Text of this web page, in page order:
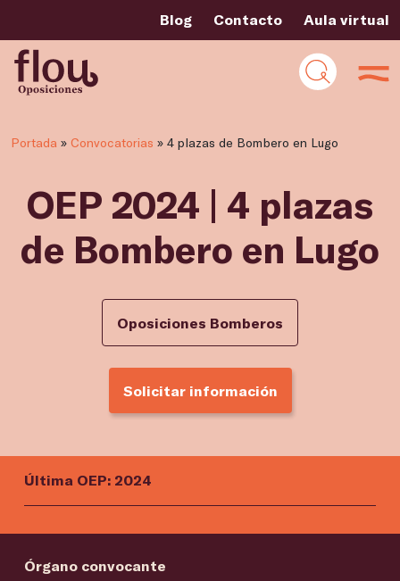
Blog Contacto Aula virtual
Portada » Convocatorias » 4 plazas de Bombero en Lugo
OEP 2024 | 4 plazas
de Bombero en Lugo
Oposiciones Bomberos
Solicitar información
Última OEP: 2024
Órgano convocante